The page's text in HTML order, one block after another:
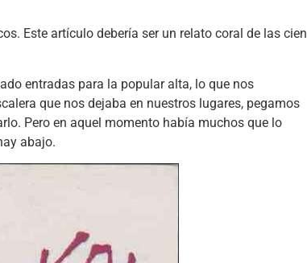
Este artículo debería ser un relato coral de las cien
entradas para la popular alta, lo que nos
que nos dejaba en nuestros lugares, pegamos
Pero en aquel momento había muchos que lo
abajo.